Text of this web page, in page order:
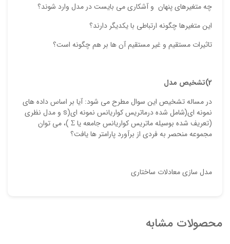
چه متغیرهای پنهان و آشکاری می بایست در مدل وارد شوند؟
این متغیرها چگونه ارتباطی با یکدیگر دارند؟
تاثیرات مستقیم و غیر مستقیم آن ها بر هم چگونه است؟
2)تشخیص مدل
در مساله تشخیص این سوال مطرح می شود: آیا بر اساس داده های
نمونه ای(شامل شده درماتریس کواریانس نمونه ای(s و مدل نظری
(تعریف شده بوسیله ماتریس کواریانس جامعه یا Σ )، می توان
مجموعه منحصر به فردی از برآورد پارامتر ها یافت؟
مدل سازی معادلات ساختاری
محصولات مشابه